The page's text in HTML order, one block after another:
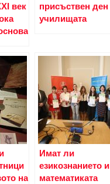
век
присъствен ден
училищата
на
Имат ли
езикознанието и
математиката